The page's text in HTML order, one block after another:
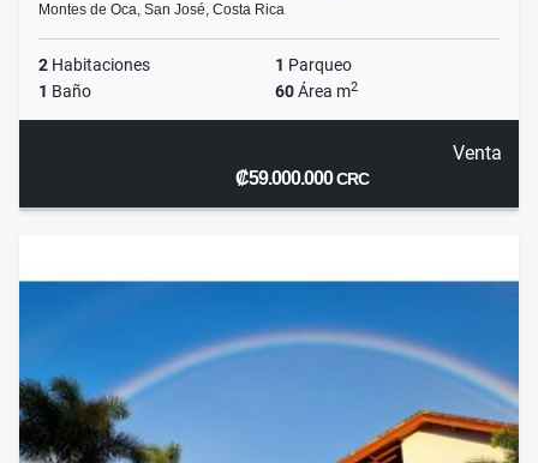
Montes de Oca, San José, Costa Rica
2 Habitaciones 1 Parqueo
1 Baño 60Área m2
Venta
₡59.000.000CRC